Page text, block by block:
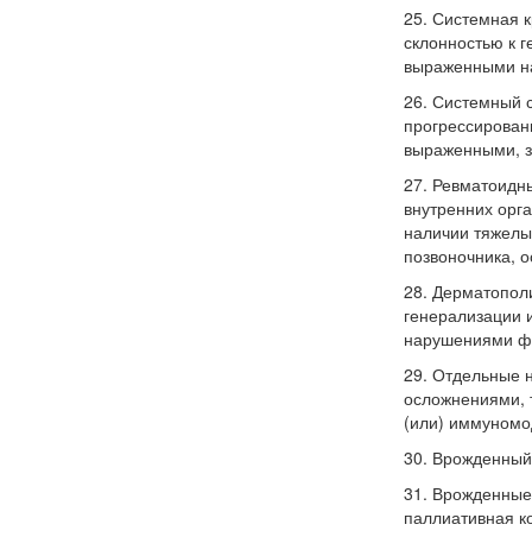
25. Системная
склонностью к
выраженными
26. Системный
выраженными,
27.
внутренних
наличии
позвоночника,
28.
нарушениями
29. Отдельные
осложнениями,
(или)
30.
31. Врожденные
паллиативная